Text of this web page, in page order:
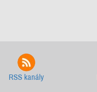
RSS kanály